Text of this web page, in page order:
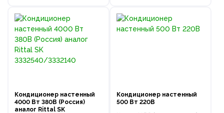
Кондиционер настенный
4000 Вт 380В (Россия)
аналог Rittal SK
Кондиционер настенный
500 Вт 220В